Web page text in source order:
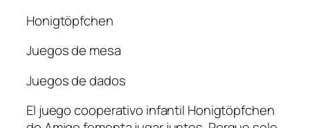
Honigtöpfchen
Juegos de mesa
Juegos de dados
El juego cooperativo infantil Honigtöpfchen